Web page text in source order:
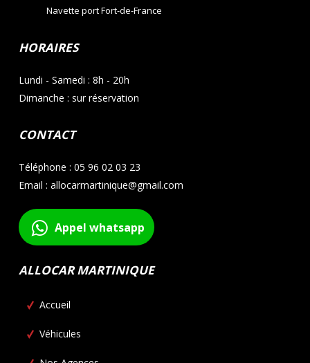
Navette port Fort-de-France
HORAIRES
Lundi - Samedi : 8h - 20h
Dimanche : sur réservation
CONTACT
Téléphone : 05 96 02 03 23
Email : allocarmartinique@gmail.com
Appel whatsapp
ALLOCAR MARTINIQUE
Accueil
Véhicules